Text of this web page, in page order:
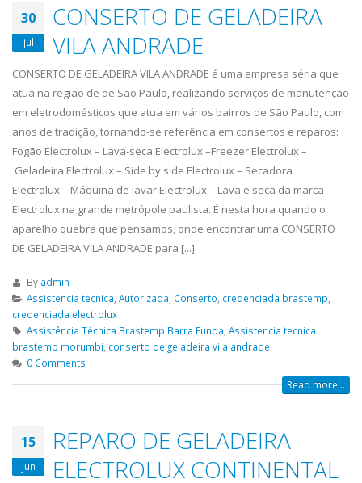
30
jul
CONSERTO DE GELADEIRA
VILA ANDRADE
CONSERTO DE GELADEIRA VILA ANDRADE é uma empresa séria que
atua na região de de São Paulo, realizando serviços de manutenção
em eletrodomésticos que atua em vários bairros de São Paulo, com
anos de tradição, tornando-se referência em consertos e reparos:
Fogão Electrolux – Lava-seca Electrolux –Freezer Electrolux –
Geladeira Electrolux – Side by side Electrolux – Secadora
Electrolux – Máquina de lavar Electrolux – Lava e seca da marca
Electrolux na grande metrópole paulista. É nesta hora quando o
aparelho quebra que pensamos, onde encontrar uma CONSERTO
DE GELADEIRA VILA ANDRADE para [...]
By admin
Assistencia tecnica, Autorizada, Conserto, credenciada brastemp,
credenciada electrolux
Assistência Técnica Brastemp Barra Funda, Assistencia tecnica
brastemp morumbi, conserto de geladeira vila andrade
0 Comments
Read more...
15
jun
REPARO DE GELADEIRA
ELECTROLUX CONTINENTAL
23
abr
ASSISTENCIA
TECNICA EM
GELADEIRA
CONTINENTAL
ASSISTENCIA TECNICA EM GELADEIRA
CONTINENTAL é uma empresa séria
que atua na região de de São Paulo,
realizando serviços...read more
23
ASSISTENCIA
TECNICA
GELADEIRA BOSCH
BOSCH é uma empresa séria que
atua na região de de São Paulo,
realizando serviços de...read more
23
abr
ASSISTENCIA
TECNICA
BRASTEMP
ASSISTENCIA TECNICA BRASTEMP
PINHEIROS é uma empresa séria que
atua na região de de São Paulo,
assistencia tecnica
bela vista,Conserto de
Mariana, Conserto de
Santa Amaro, Conserto de
Tatuapé, Conserto...
19
ELETROLUX
ASSISTENCIA
TECNICA
Vila Mariana, Conserto de
Santa Amaro, Conserto de
Tatuapé, Conserto de...
19
ASSISTENCIA
BRASTEMP
FREGUESIA
FREGUESIA DO Ó,Conserto